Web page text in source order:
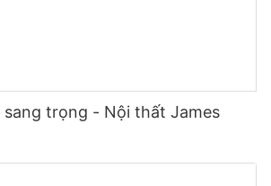
sang trọng - Nội thất James